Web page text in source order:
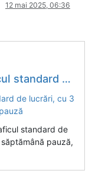
12 mai 2025, 06:36
și o săptămână pauză
standard de
pauză,